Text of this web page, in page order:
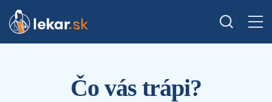
Čo vás trápi?